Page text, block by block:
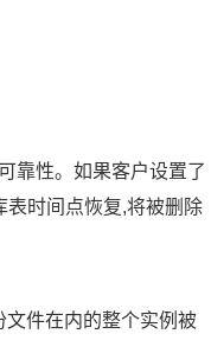
靠性。如果客户设置了
表时间点恢复,将被删除
件在内的整个实例被